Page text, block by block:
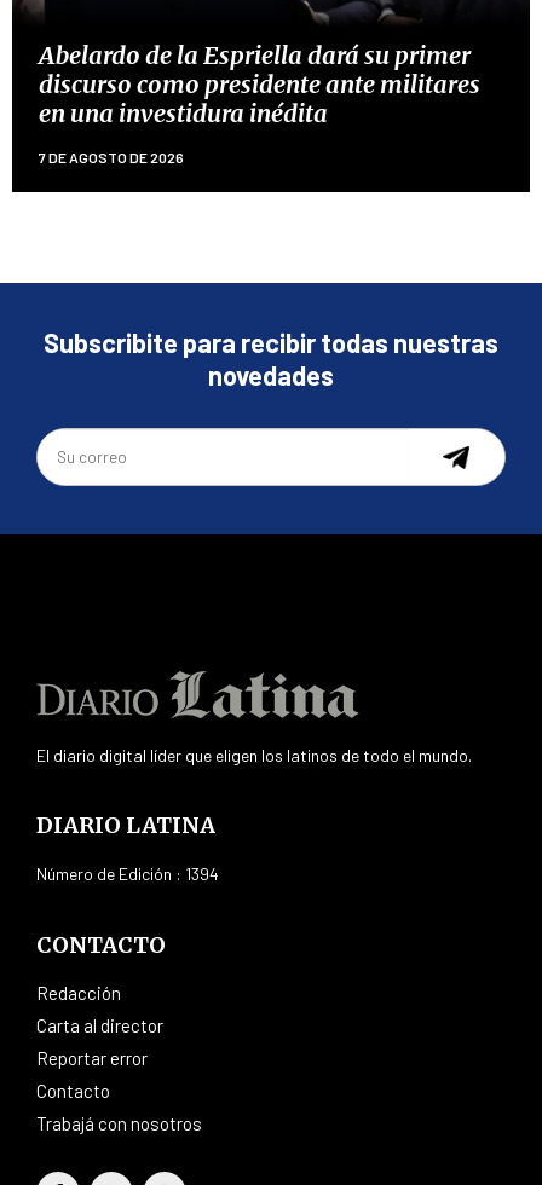
Abelardo de la Espriella dará su primer
discurso como presidente ante militares
en una investidura inédita
7 DE AGOSTO DE 2026
Subscribite para recibir todas nuestras
novedades
El diario digital líder que eligen los latinos de todo el mundo.
DIARIO LATINA
Número de Edición : 1394
CONTACTO
Redacción
Carta al director
Reportar error
Contacto
Trabajá con nosotros